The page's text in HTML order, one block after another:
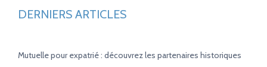
DERNIERS ARTICLES
Mutuelle pour expatrié : découvrez les partenaires historiques